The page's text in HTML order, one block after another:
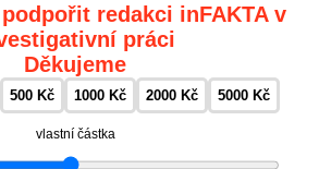
redakci inFAKTA v
práci
Děkujeme
500 Kč 1000 Kč 2000 Kč 5000 Kč
vlastní částka